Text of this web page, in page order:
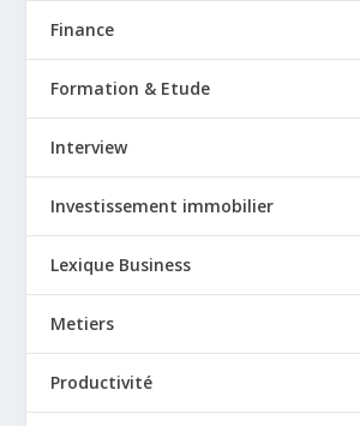
Finance
Formation & Etude
Interview
Investissement immobilier
Lexique Business
Metiers
Productivité